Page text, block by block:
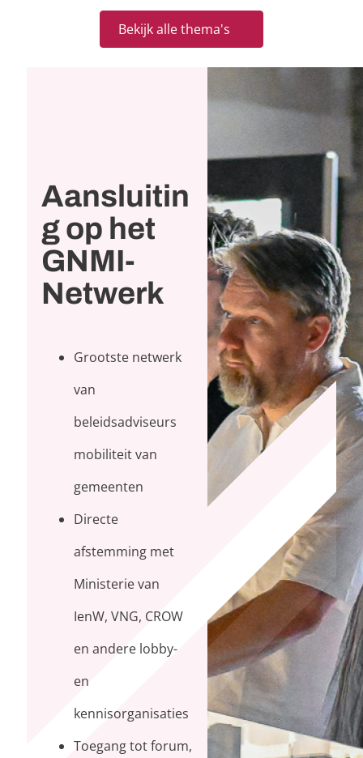
Bekijk alle thema's
Aansluitin
g op het
GNMI-
Netwerk
Grootste netwerk
van
beleidsadviseurs
mobiliteit van
gemeenten
Directe
afstemming met
Ministerie van
IenW, VNG, CROW
en andere lobby-
en
kennisorganisaties
Toegang tot forum,